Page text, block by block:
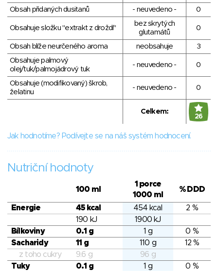
Obsah přidaných dusitanů
- neuvedeno - 0
Obsahuje složku "extrakt z droždí"
bez skrytých
glutamátů
0
Obsah blíže neurčeného aroma neobsahuje
3
Obsahuje palmový
olej/tuk/palmojádrový tuk
- neuvedeno - 0
Obsahuje (modifikovaný) škrob,
želatinu
- neuvedeno - 0
Celkem:
26
Jak hodnotíme? Podívejte se na náš systém hodnocení.
Nutriční hodnoty
100 ml
1 porce
1000 ml
% DDD
Energie 45 kcal 454 kcal
2 %
190 kJ
1900 kJ
Bílkoviny
0.1 g 1 g
0 %
Sacharidy
11 g 110 g
12 %
z toho cukry
9.6 g
96 g
Tuky
0.1 g 1 g
0 %